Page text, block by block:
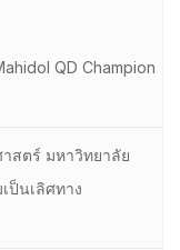
QD Champion
สตร์ มหาวิทยาลัย
ป็นเลิศทาง